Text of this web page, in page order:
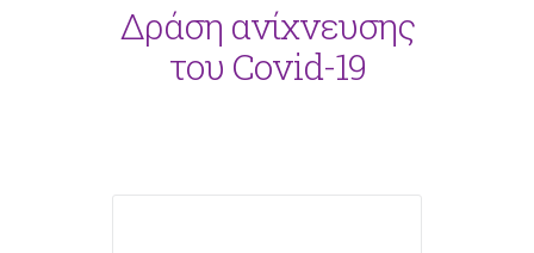
Δράση ανίχνευσης
του Covid-19